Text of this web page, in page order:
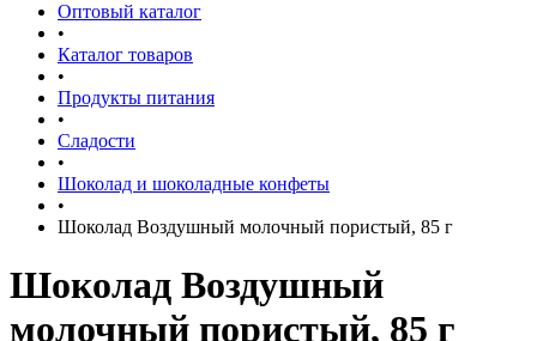
Оптовый каталог
•
Каталог товаров
•
Продукты питания
•
Сладости
•
Шоколад и шоколадные конфеты
•
Шоколад Воздушный молочный пористый, 85 г
Шоколад Воздушный
молочный пористый, 85 г